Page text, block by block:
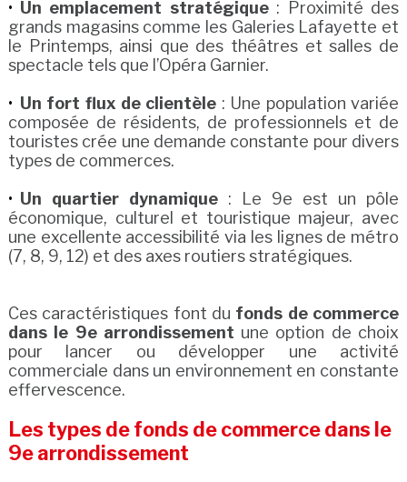
Un emplacement stratégique: Proximité des
grands magasins comme les Galeries Lafayette et
le Printemps, ainsi que des théâtres et salles de
spectacle tels que l’Opéra Garnier.
Un fort flux de clientèle : Une population variée
composée de résidents, de professionnels et de
touristes crée une demande constante pour divers
types de commerces.
Un quartier dynamique: Le 9e est un pôle
économique, culturel et touristique majeur, avec
une excellente accessibilité via les lignes de métro
(7, 8, 9, 12) et des axes routiers stratégiques.
Ces caractéristiques font du fonds de commerce
dans le 9e arrondissement une option de choix
pour lancer ou développer une activité
commerciale dans un environnement en constante
effervescence.
Les types de fonds de commerce dans le
9e arrondissement